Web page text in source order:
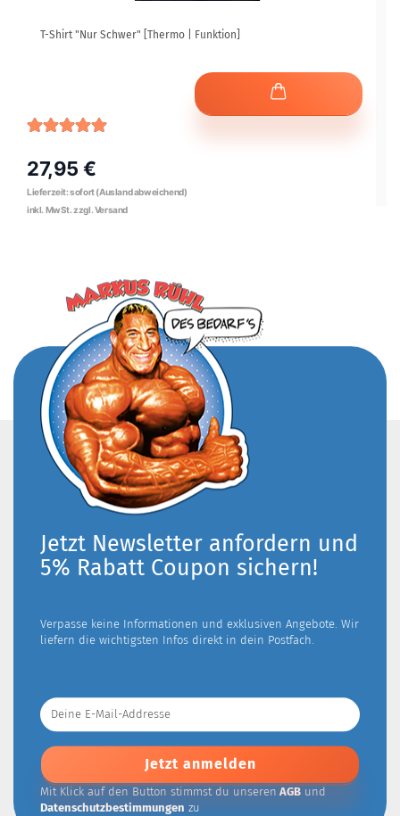
T-Shirt "Nur Schwer" [Thermo | Funktion]
27,95 €
Jetzt Newsletter anfordern und
5% Rabatt Coupon sichern!
Verpasse keine Informationen und exklusiven Angebote. Wir
liefern die wichtigsten Infos direkt in dein Postfach.
Deine
E-
Mail-
Addresse
Mit Klick auf den Button stimmst du unseren AGB und
Datenschutzbestimmungen zu